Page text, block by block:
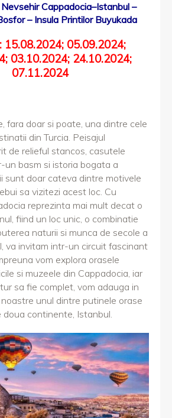
Cappadocia–Istanbul –
– Insula Printilor Buyukada
15.08.2024; 05.09.2024;
03.10.2024; 24.10.2024;
07.11.2024
fara doar si poate, una dintre cele
din Turcia. Peisajul
de relieful stancos, casutele
un basm si istoria bogata a
sunt doar cateva dintre motivele
sa vizitezi acest loc. Cu
reprezinta mai mult decat o
fiind un loc unic, o combinatie
naturii si munca de secole a
va invitam intr-un circuit fascinant
vom explora orasele
si muzeele din Cappadocia, iar
sa fie complet, vom adauga in
unul dintre putinele orase
doua continente, Istanbul.